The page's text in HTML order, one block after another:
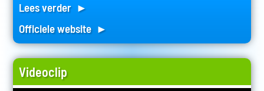
Lees verder ►
Officiele website ►
Videoclip